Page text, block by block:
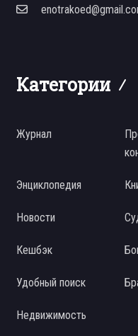
Категории
Журнал
Энциклопедия
Новости
Кешбэк
Удобный поиск
Недвижимость